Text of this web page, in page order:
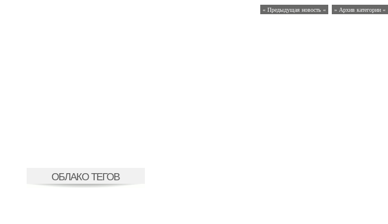
ОБЛАКО ТЕГОВ
« Предыдущая новость « » Архив категории «